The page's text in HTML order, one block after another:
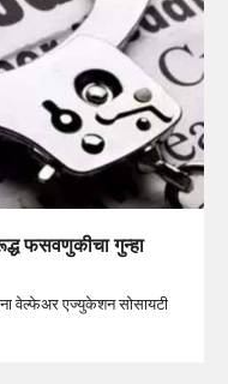
फसवणुकीचा गुन्हा
वेल्फेअर एज्युकेशन सोसायटी